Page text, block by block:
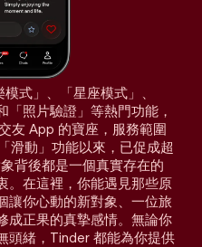
式」、「星座模式」、
「照片驗證」等熱門功能，
友 App 的寶座，服務範圍
滑動」功能以來，已促成超
背後都是一個真實存在的
。在這裡，你能遇見那些原
讓你心動的新對象、一位旅
成正果的真摯感情。無論你
頭緒，Tinder 都能為你提供